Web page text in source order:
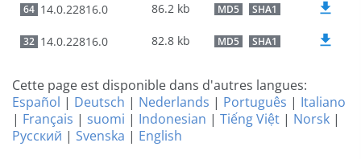
64 14.0.22816.0 86.2 kb MD5 SHA1
32 14.0.22816.0 82.8 kb MD5 SHA1
Cette page est disponible dans d'autres langues:
Español | Deutsch | Nederlands | Português | Italiano
| Français | suomi | Indonesian | Tiếng Việt | Norsk |
Русский | Svenska | English